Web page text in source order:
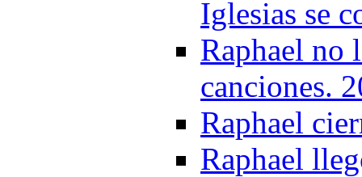
Iglesias se
Raphael no
canciones.
Raphael
Raphael